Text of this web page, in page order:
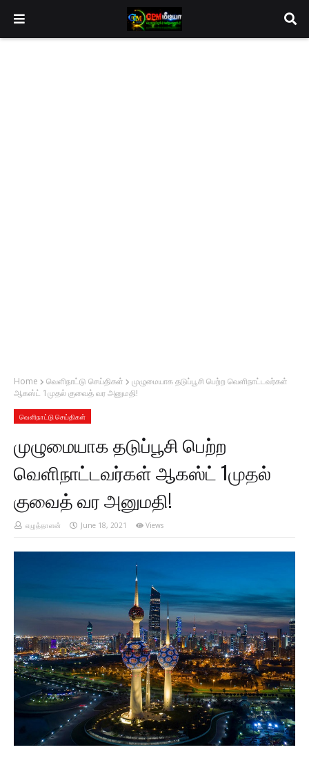
Home வெளிநாட்டு செய்திகள்
முழுமையாக தடுப்பூசி பெற்ற வெளிநாட்டவர்கள்
ஆகஸ்ட் 1முதல் குவைத் வர அனுமதி!
வெளிநாட்டு செய்திகள்
முழுமையாக தடுப்பூசி பெற்ற
வெளிநாட்டவர்கள் ஆகஸ்ட் 1முதல்
குவைத் வர அனுமதி!
எழுத்தாளன் June 18, 2021 Views